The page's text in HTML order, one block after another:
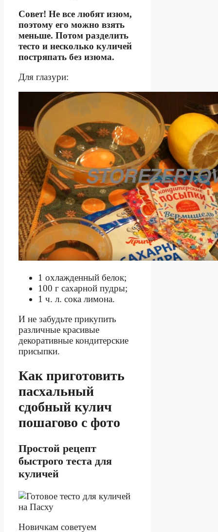
Совет! Не все любят изюм,
поэтому его можно взять
меньше. Потом разделить
тесто и несколько куличей
постряпать без изюма.
Для глазури:
1 охлажденный белок;
100 г сахарной пудры;
1 ч. л. сока лимона.
И не забудьте прикупить
различные красивые
декоративные кондитерские
присыпки.
Как приготовить
пасхальный
сдобный кулич
пошагово с фото
Простой рецепт
быстрого теста для
куличей
Новичкам советуем